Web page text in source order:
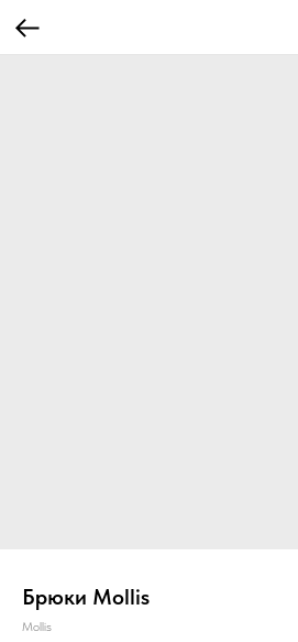
Брюки Mollis
Mollis